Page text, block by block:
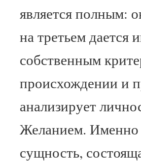
является полным:
на третьем дается
собственным
происхождении и
анализирует
Желанием. Именно
сущность,